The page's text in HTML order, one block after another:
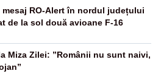
RO-Alert în nordul județului
de la sol două avioane F-16
Miza Zilei: ”Românii nu sunt naivi,